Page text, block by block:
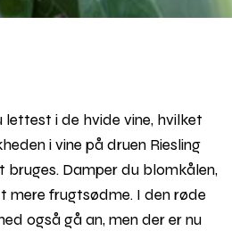
i de hvide vine, hvilket
i vine på druen Riesling
Damper du blomkålen,
mere frugtsødme. I den røde
også gå an, men der er nu